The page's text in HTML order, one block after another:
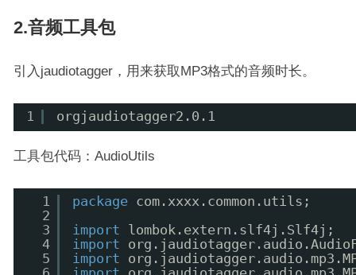
2.音频工具包
引入jaudiotagger，用来获取MP3格式的音频时长。
1 orgjaudiotagger2.0.1
工具包代码：AudioUtils
1
2
3
4
5
package com.xxxx.common.utils;
import
lombok.extern.slf4j.Slf4j;
import
import